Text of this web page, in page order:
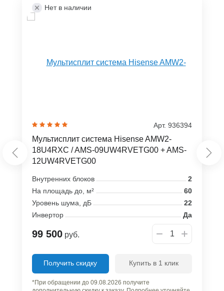
Нет в наличии
Арт. 936394
Мультисплит система Hisense AMW2-
18U4RXC / AMS-09UW4RVETG00 + AMS-
12UW4RVETG00
Внутренних блоков
2
На площадь до, м²
60
Уровень шума, дБ
22
Инвертор
Да
99 500 руб.
Получить скидку Купить в 1 клик
*При обращении до 09.08.2026 получите